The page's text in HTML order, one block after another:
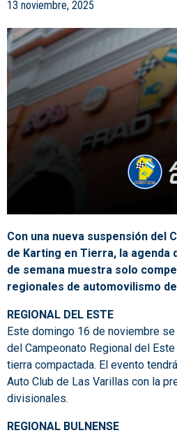
13 noviembre, 2025
Con una nueva suspensión del
de Karting en Tierra, la agenda
de semana muestra solo
regionales de automovilismo
REGIONAL DEL ESTE
Este domingo 16 de noviembre
del Campeonato Regional del
tierra compactada. El evento
Auto Club de Las Varillas con la
divisionales.
REGIONAL BULNENSE